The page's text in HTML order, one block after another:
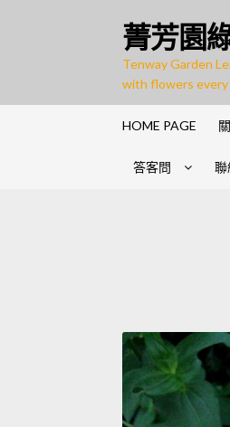
菁芳園
Tenway Garden
with flowers every
HOME PAGE
答客問 聯